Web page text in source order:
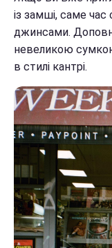
із замші, саме час
джинсами.
невеликою
в стилі кантрі.